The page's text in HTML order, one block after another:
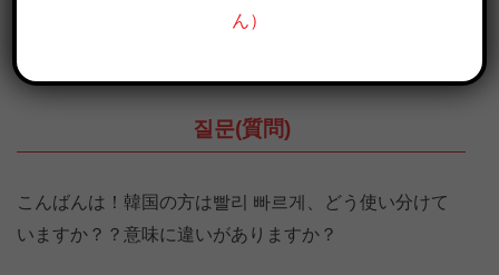
빨리 끝내달라고 하시는 진 형입니다（早く終わらせてほしいと言っ
질문(質問)
こんばんは！韓国の方は빨리 빠르게、どう使い分けて
いますか？？意味に違いがありますか？
ん）